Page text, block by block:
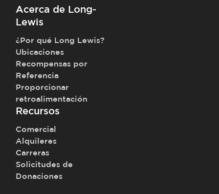
Acerca de Long-
Lewis
¿Por qué Long Lewis?
Ubicaciones
Recompensas por
Referencia
Proporcionar
retroalimentación
Recursos
Comercial
Alquileres
Carreras
Solicitudes de
Donaciones